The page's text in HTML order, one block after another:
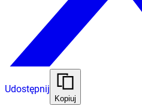
Udostępnij
Kopiuj